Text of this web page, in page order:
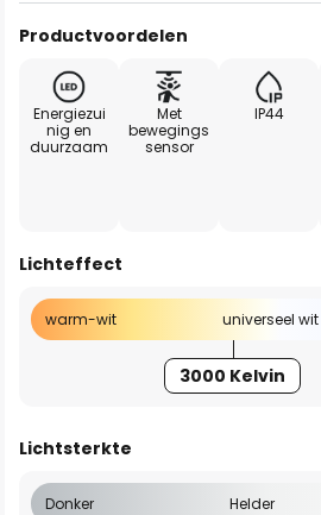
Productvoordelen
Energiezui
nig en
duurzaam
Met
bewegings
sensor
IP44
Lichteffect
warm-wit universeel wit
3000 Kelvin
Lichtsterkte
Donker Helder